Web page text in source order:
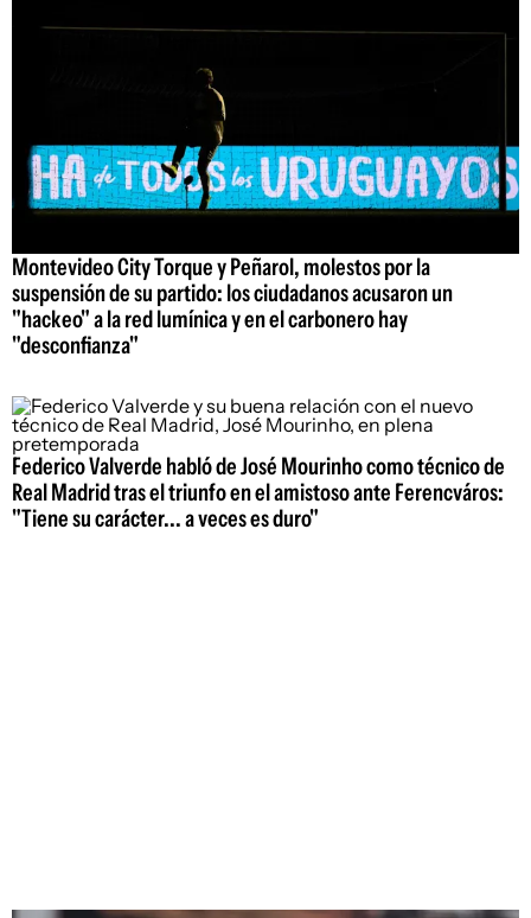
Montevideo City Torque y Peñarol, molestos por la
suspensión de su partido: los ciudadanos acusaron un
"hackeo" a la red lumínica y en el carbonero hay
"desconfianza"
Federico Valverde habló de José Mourinho como técnico de
Real Madrid tras el triunfo en el amistoso ante Ferencváros:
"Tiene su carácter... a veces es duro"